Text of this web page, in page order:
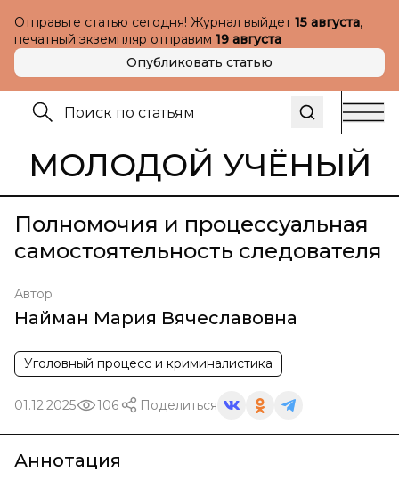
Отправьте статью сегодня! Журнал выйдет 15 августа,
печатный экземпляр отправим 19 августа
Опубликовать статью
МОЛОДОЙ УЧЁНЫЙ
Полномочия и процессуальная
самостоятельность следователя
Автор
Найман Мария Вячеславовна
Уголовный процесс и криминалистика
01.12.2025 106 Поделиться
Аннотация